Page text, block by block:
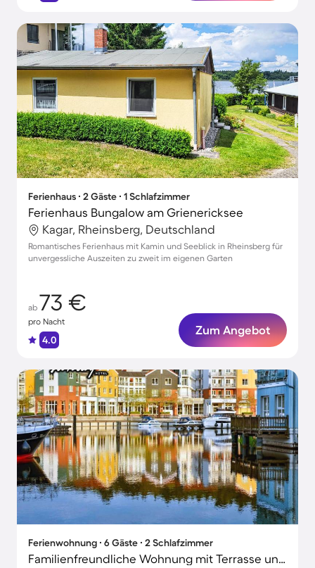
Ferienhaus ∙ 2 Gäste ∙ 1 Schlafzimmer
Ferienhaus Bungalow am Grienericksee
Kagar, Rheinsberg, Deutschland
Romantisches Ferienhaus mit Kamin und Seeblick in Rheinsberg für
unvergessliche Auszeiten zu zweit im eigenen Garten
ab 73 €
pro Nacht
4.0
Zum Angebot
Ferienwohnung ∙ 6 Gäste ∙ 2 Schlafzimmer
Familienfreundliche Wohnung mit Terrasse und Pool | Hunde erlaubt